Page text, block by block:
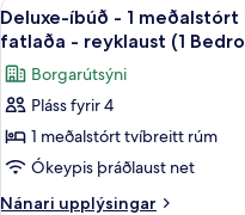
1
svefnherbergi
reyklaust
allar
myndir
fyrir
Deluxe-
íbúð
-
1
7
Deluxe-íbúð - 1
fatlaða - reyklaust (1
Borgarútsýni
Pláss fyrir 4
1 meðalstórt tvíbreitt rúm
Ókeypis þráðlaust net
Nánari upplýsingar
Nánari